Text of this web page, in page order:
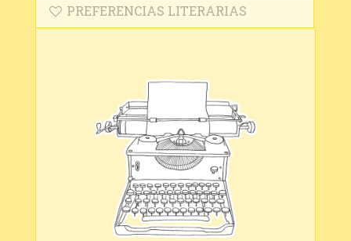
PREFERENCIAS LITERARIAS